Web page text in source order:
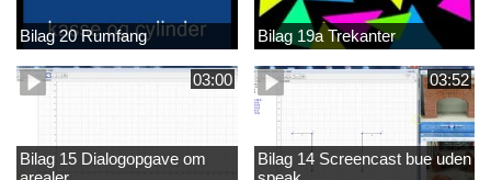
Bilag 20 Rumfang Bilag 19a Trekanter
03:00
Bilag 15 Dialogopgave om
03:52
Bilag 14 Screencast bue uden